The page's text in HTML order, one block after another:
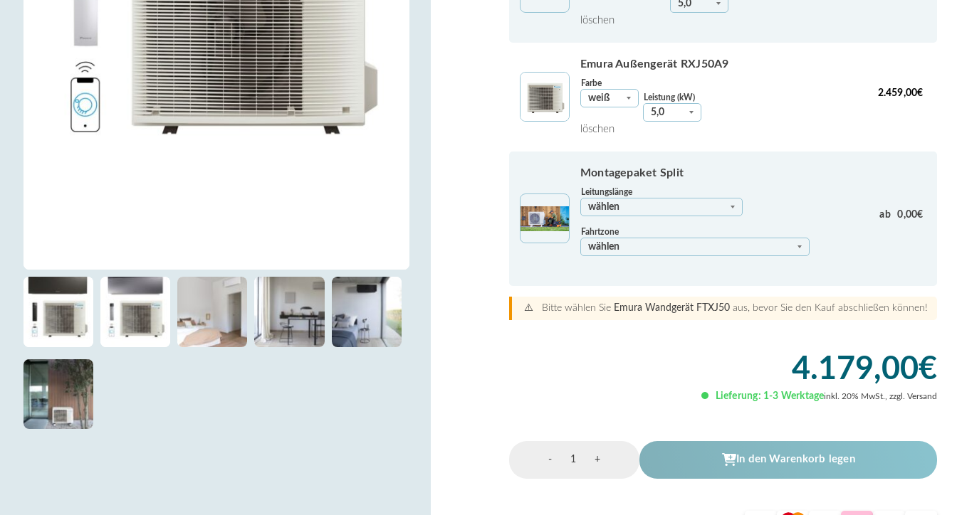
löschen
Emura Außengerät RXJ50A9
Farbe
Leistung (kW)
löschen
2.459,00€
Montagepaket Split
Leitungslänge
Fahrtzone
ab0,00€
4.179,00€
Lieferung: 1-3 Werktageinkl. 20% MwSt., zzgl. Versand
⚠️ Bitte wählen Sie Emura Wandgerät FTXJ50 aus, bevor Sie den Kauf abschließen können!
-
Wandgerät
+ In den Warenkorb legen